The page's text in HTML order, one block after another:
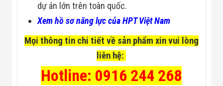
dự án lớn trên toàn quốc.
Xem hồ sơ năng lực của HPT Việt Nam
Mọi thông tin chi tiết về sản phẩm xin vui lòng
liên hệ:
Hotline: 0916 244 268